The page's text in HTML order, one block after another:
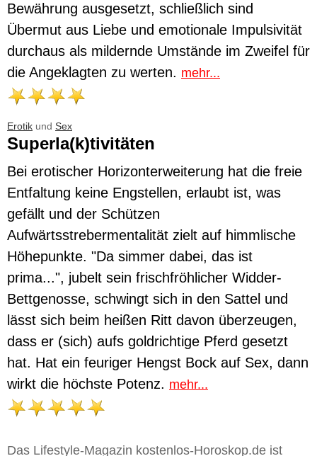
Bewährung ausgesetzt, schließlich sind
Übermut aus Liebe und emotionale Impulsivität
durchaus als mildernde Umstände im Zweifel für
die Angeklagten zu werten. mehr...
Erotik und Sex
Superla(k)tivitäten
Bei erotischer Horizonterweiterung hat die freie
Entfaltung keine Engstellen, erlaubt ist, was
gefällt und der Schützen
Aufwärtsstrebermentalität zielt auf himmlische
Höhepunkte. "Da simmer dabei, das ist
prima...", jubelt sein frischfröhlicher Widder-
Bettgenosse, schwingt sich in den Sattel und
lässt sich beim heißen Ritt davon überzeugen,
dass er (sich) aufs goldrichtige Pferd gesetzt
hat. Hat ein feuriger Hengst Bock auf Sex, dann
wirkt die höchste Potenz. mehr...
Das Lifestyle-Magazin kostenlos-Horoskop.de ist